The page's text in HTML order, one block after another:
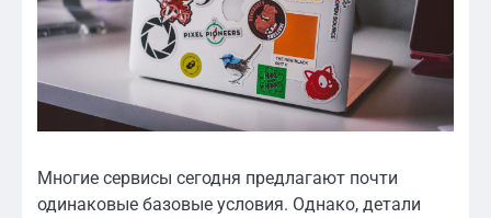
Многие сервисы сегодня предлагают почти
одинаковые базовые условия. Однако, детали